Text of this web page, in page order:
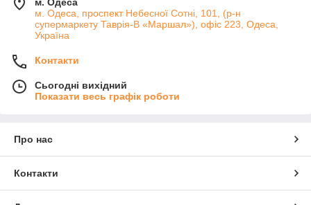
м. Одеса
м. Одеса, проспект Небесної Сотні, 101, (р-н
супермаркету Таврія-В «Маршал»), офіс 223, Одеса,
Україна
Контакти
Сьогодні вихідний
Показати весь графік роботи
Про нас
Контакти